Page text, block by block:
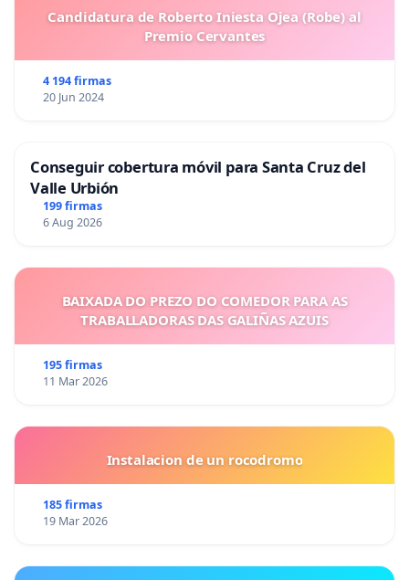
Candidatura de Roberto Iniesta Ojea (Robe) al
Premio Cervantes
4 194 firmas
20 Jun 2024
Conseguir cobertura móvil para Santa Cruz del
Valle Urbión
199 firmas
6 Aug 2026
BAIXADA DO PREZO DO COMEDOR PARA AS
TRABALLADORAS DAS GALIÑAS AZUIS
195 firmas
11 Mar 2026
Instalacion de un rocodromo
185 firmas
19 Mar 2026